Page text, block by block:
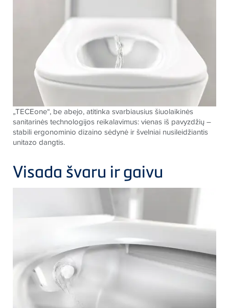
„TECEone“, be abejo, atitinka svarbiausius šiuolaikinės
sanitarinės technologijos reikalavimus: vienas iš pavyzdžių –
stabili ergonominio dizaino sėdynė ir švelniai nusileidžiantis
unitazo dangtis.
Visada švaru ir gaivu